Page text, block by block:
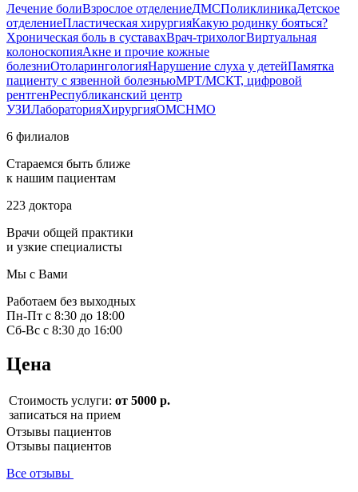
Лечение болиВзрослое отделениеДМСПоликлиникаДетское
отделениеПластическая хирургияКакую родинку бояться?
Хроническая боль в суставахВрач-трихологВиртуальная
колоноскопияАкне и прочие кожные
болезниОтоларингологияНарушение слуха у детейПамятка
пациенту с язвенной болезньюМРТ/МСКТ, цифровой
рентгенРеспубликанский центр
УЗИЛабораторияХирургияОМСНМО
6 филиалов
Стараемся быть ближе
к нашим пациентам
223 доктора
Врачи общей практики
и узкие специалисты
Мы с Вами
Работаем без выходных
Пн-Пт с 8:30 до 18:00
Сб-Вс с 8:30 до 16:00
Цена
Стоимость услуги: от 5000 р.
записаться на прием
Отзывы пациентов
Отзывы пациентов
Все отзывы